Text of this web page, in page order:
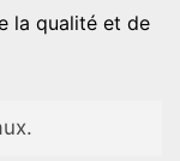
la qualité et de